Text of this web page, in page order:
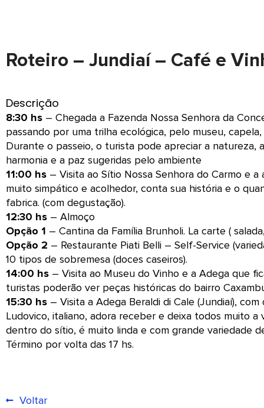
Roteiro – Jundiaí – Café e
Descrição
8:30 hs – Chegada a Fazenda Nossa Senhora da
passando por uma trilha ecológica, pelo museu,
Durante o passeio, o turista pode apreciar a natureza,
harmonia e a paz sugeridas pelo ambiente
11:00 hs – Visita ao Sítio Nossa Senhora do Carmo e
muito simpático e acolhedor, conta sua história e o
fabrica. (com degustação).
12:30 hs – Almoço
Opção 1 – Cantina da Família Brunholi. La carte (
Opção 2 – Restaurante Piati Belli – Self-Service
10 tipos de sobremesa (doces caseiros).
14:00 hs – Visita ao Museu do Vinho e a Adega que
turistas poderão ver peças históricas do bairro
15:30 hs – Visita a Adega Beraldi di Cale (Jundiaí),
Ludovico, italiano, adora receber e deixa todos muito a
dentro do sítio, é muito linda e com grande variedade
Término por volta das 17 hs.
Voltar